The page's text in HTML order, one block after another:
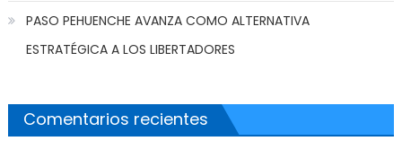
PASO PEHUENCHE AVANZA COMO ALTERNATIVA
ESTRATÉGICA A LOS LIBERTADORES
Comentarios recientes